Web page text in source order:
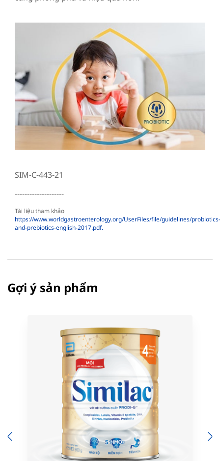
SIM-C-443-21
--------------------
Tài liệu tham khảo
https://www.worldgastroenterology.org/UserFiles/file/guidelines/probiotics-
and-prebiotics-english-2017.pdf.
Gợi ý sản phẩm